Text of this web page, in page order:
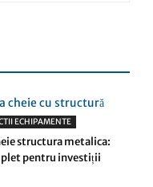
ECHIPAMENTE
structura metalica:
pentru investiții